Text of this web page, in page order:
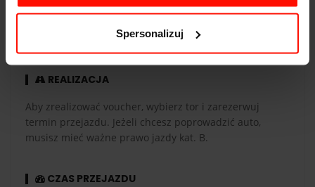
Spersonalizuj
opłacony kartą podarunkową ma taką samą ważność co
REALIZACJA
Aby zrealizować voucher, wybierz tor i zarezerwuj
termin przejazdu. Jeżeli chcesz poprowadzić auto,
musisz mieć ważne prawo jazdy kat. B.
CZAS PRZEJAZDU